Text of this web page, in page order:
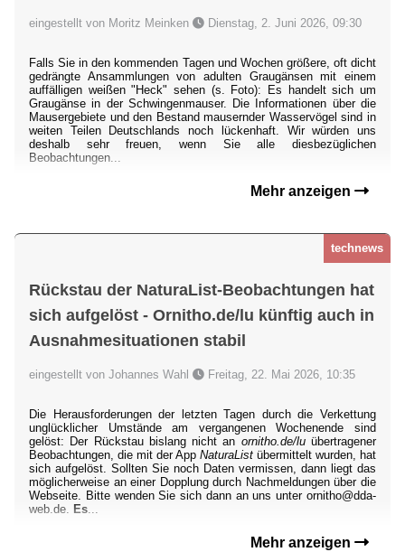
eingestellt von Moritz Meinken Dienstag, 2. Juni 2026, 09:30
Falls Sie in den kommenden Tagen und Wochen größere, oft dicht
gedrängte Ansammlungen von adulten Graugänsen mit einem
auffälligen weißen "Heck" sehen (s. Foto): Es handelt sich um
Graugänse in der Schwingenmauser. Die Informationen über die
Mausergebiete und den Bestand mausernder Wasservögel sind in
weiten Teilen Deutschlands noch lückenhaft. Wir würden uns
deshalb sehr freuen, wenn Sie alle diesbezüglichen
Beobachtungen...
Mehr anzeigen
technews
Rückstau der NaturaList-Beobachtungen hat
sich aufgelöst - Ornitho.de/lu künftig auch in
Ausnahmesituationen stabil
eingestellt von Johannes Wahl Freitag, 22. Mai 2026, 10:35
Die Herausforderungen der letzten Tagen durch die Verkettung
unglücklicher Umstände am vergangenen Wochenende sind
gelöst: Der Rückstau bislang nicht an ornitho.de/luübertragener
Beobachtungen, die mit der App NaturaList übermittelt wurden, hat
sich aufgelöst. Sollten Sie noch Daten vermissen, dann liegt das
möglicherweise an einer Dopplung durch Nachmeldungen über die
Webseite. Bitte wenden Sie sich dann an uns unter ornitho@dda-
web.de. Es...
Mehr anzeigen